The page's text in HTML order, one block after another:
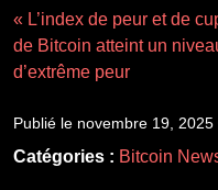
« L’index de peur et de
de Bitcoin atteint un
d’extrême peur
Publié le novembre 19, 2025
Catégories : Bitcoin